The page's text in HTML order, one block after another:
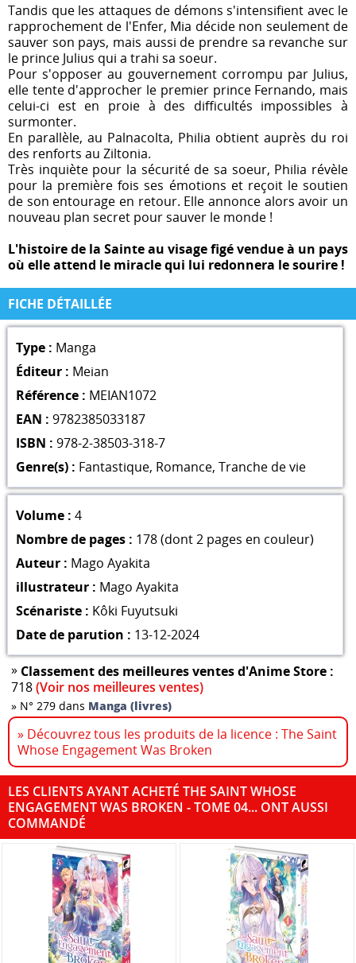
Tandis que les attaques de démons s'intensifient avec le
rapprochement de l'Enfer, Mia décide non seulement de
sauver son pays, mais aussi de prendre sa revanche sur
le prince Julius qui a trahi sa soeur.
Pour s'opposer au gouvernement corrompu par Julius,
elle tente d'approcher le premier prince Fernando, mais
celui-ci est en proie à des difficultés impossibles à
surmonter.
En parallèle, au Palnacolta, Philia obtient auprès du roi
des renforts au Ziltonia.
Très inquiète pour la sécurité de sa soeur, Philia révèle
pour la première fois ses émotions et reçoit le soutien
de son entourage en retour. Elle annonce alors avoir un
nouveau plan secret pour sauver le monde !
L'histoire de la Sainte au visage figé vendue à un pays
où elle attend le miracle qui lui redonnera le sourire !
FICHE DÉTAILLÉE
Type : Manga
Éditeur : Meian
Référence : MEIAN1072
EAN : 9782385033187
ISBN : 978-2-38503-318-7
Genre(s) : Fantastique, Romance, Tranche de vie
Volume : 4
Nombre de pages : 178 (dont 2 pages en couleur)
Auteur : Mago Ayakita
illustrateur : Mago Ayakita
Scénariste : Kôki Fuyutsuki
Date de parution : 13-12-2024
» Classement des meilleures ventes d'Anime Store :
718(Voir nos meilleures ventes)
» N° 279 dans Manga (livres)
» Découvrez tous les produits de la licence : The Saint
Whose Engagement Was Broken
LES CLIENTS AYANT ACHETÉ THE SAINT WHOSE
ENGAGEMENT WAS BROKEN - TOME 04... ONT AUSSI
COMMANDÉ